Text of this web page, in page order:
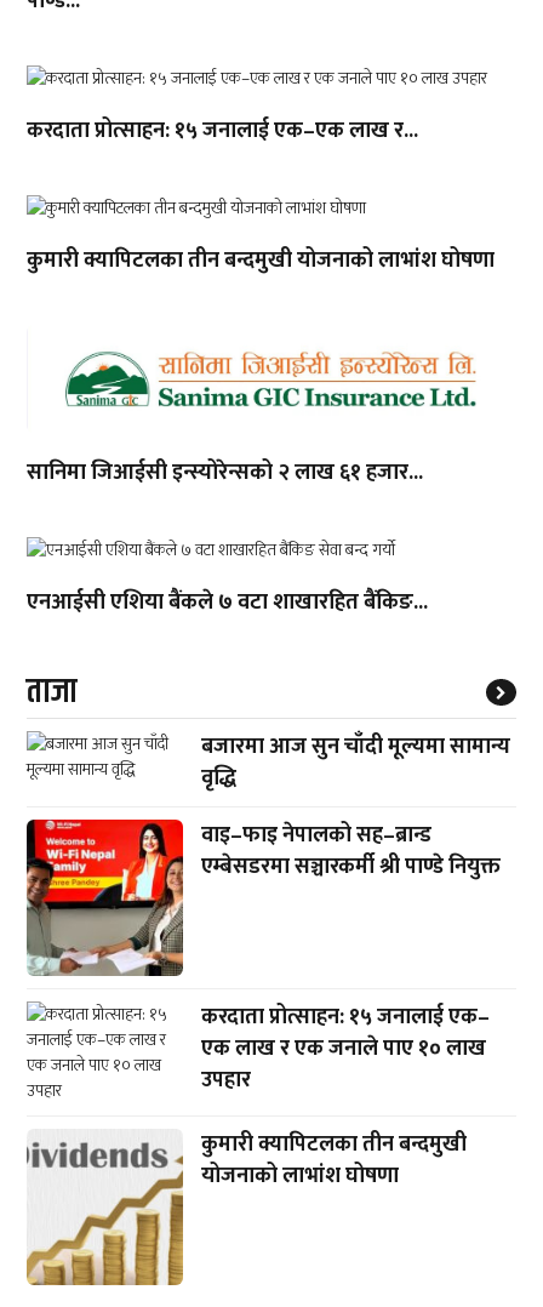
करदाता प्रोत्साहन: १५ जनालाई एक–एक लाख र...
कुमारी क्यापिटलका तीन बन्दमुखी योजनाको लाभांश घोषणा
सानिमा जिआईसी इन्स्योरेन्सको २ लाख ६१ हजार...
एनआईसी एशिया बैंकले ७ वटा शाखारहित बैंकिङ...
ताजा
बजारमा आज सुन चाँदी मूल्यमा सामान्य
वृद्धि
वाइ–फाइ नेपालको सह–ब्रान्ड
एम्बेसडरमा सञ्चारकर्मी श्री पाण्डे नियुक्त
करदाता प्रोत्साहन: १५ जनालाई एक–
एक लाख र एक जनाले पाए १० लाख
उपहार
कुमारी क्यापिटलका तीन बन्दमुखी
योजनाको लाभांश घोषणा